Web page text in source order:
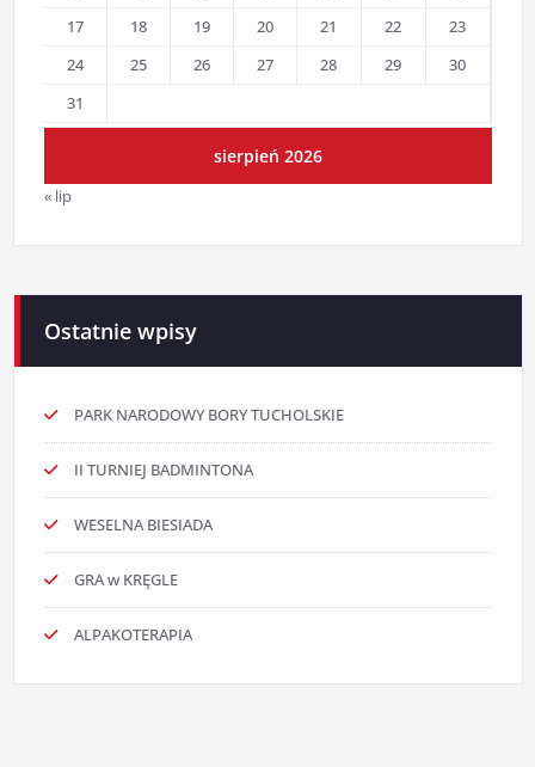
sierpień 2026
17
18 19 20 21 22
23
24
25 26 27 28 29
30
31
« lip
Ostatnie wpisy
PARK NARODOWY BORY TUCHOLSKIE
II TURNIEJ BADMINTONA
WESELNA BIESIADA
GRA w KRĘGLE
ALPAKOTERAPIA